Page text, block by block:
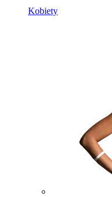
Kobiety